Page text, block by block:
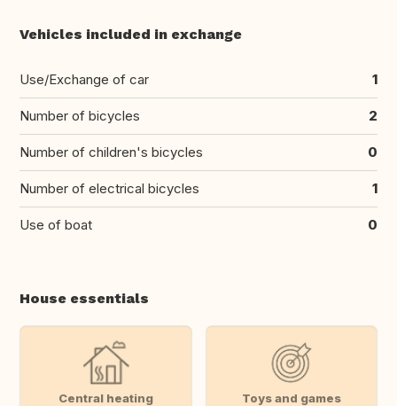
Vehicles included in exchange
Use/Exchange of car 1
Number of bicycles 2
Number of children's bicycles 0
Number of electrical bicycles 1
Use of boat 0
House essentials
Central heating Toys and games